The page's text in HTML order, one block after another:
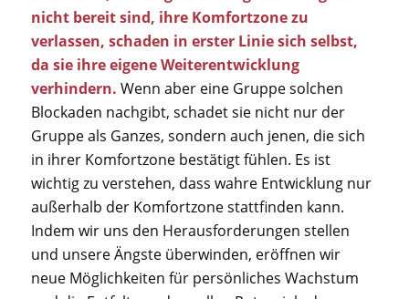
nicht bereit sind, ihre Komfortzone zu
verlassen, schaden in erster Linie sich selbst,
da sie ihre eigene Weiterentwicklung
verhindern. Wenn aber eine Gruppe solchen
Blockaden nachgibt, schadet sie nicht nur der
Gruppe als Ganzes, sondern auch jenen, die sich
in ihrer Komfortzone bestätigt fühlen. Es ist
wichtig zu verstehen, dass wahre Entwicklung nur
außerhalb der Komfortzone stattfinden kann.
Indem wir uns den Herausforderungen stellen
und unsere Ängste überwinden, eröffnen wir
neue Möglichkeiten für persönliches Wachstum